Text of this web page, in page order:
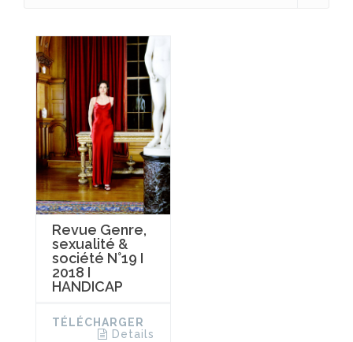
Revue Genre,
sexualité &
société N°19 I
2018 I
HANDICAP
TÉLÉCHARGER
Details